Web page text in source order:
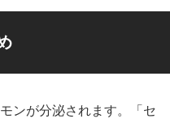
ンが分泌されます。「セ